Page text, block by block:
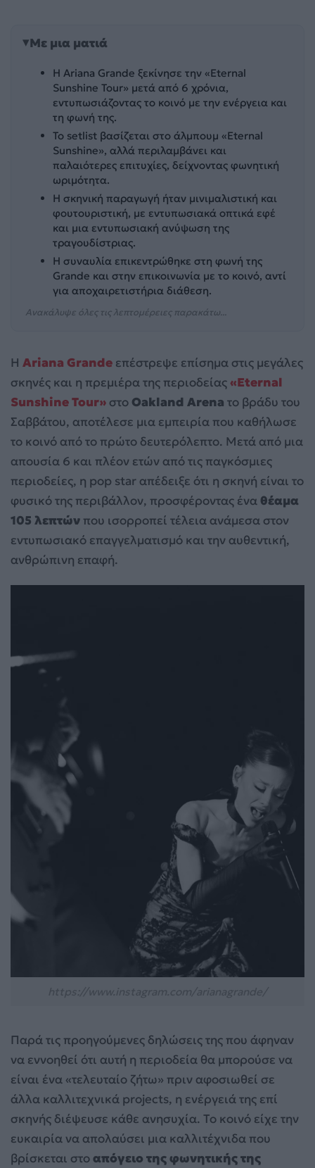
Με μια ματιά
Η Ariana Grande ξεκίνησε την «Eternal
Sunshine Tour» μετά από 6 χρόνια,
εντυπωσιάζοντας το κοινό με την ενέργεια και
τη φωνή της.
Το setlist βασίζεται στο άλμπουμ «Eternal
Sunshine», αλλά περιλαμβάνει και
παλαιότερες επιτυχίες, δείχνοντας φωνητική
ωριμότητα.
Η σκηνική παραγωγή ήταν μινιμαλιστική και
φουτουριστική, με εντυπωσιακά οπτικά εφέ
και μια εντυπωσιακή ανύψωση της
τραγουδίστριας.
Η συναυλία επικεντρώθηκε στη φωνή της
Grande και στην επικοινωνία με το κοινό, αντί
για αποχαιρετιστήρια διάθεση.
Ανακάλυψε όλες τις λεπτομέρειες παρακάτω...
Η Ariana Grande επέστρεψε επίσημα στις μεγάλες
σκηνές και η πρεμιέρα της περιοδείας«Eternal
Sunshine Tour» στο Oakland Arena το βράδυ του
Σαββάτου, αποτέλεσε μια εμπειρία που καθήλωσε
το κοινό από το πρώτο δευτερόλεπτο. Μετά από μια
απουσία 6 και πλέον ετών από τις παγκόσμιες
περιοδείες, η pop star απέδειξε ότι η σκηνή είναι το
φυσικό της περιβάλλον, προσφέροντας ένα θέαμα
105 λεπτών που ισορροπεί τέλεια ανάμεσα στον
εντυπωσιακό επαγγελματισμό και την αυθεντική,
ανθρώπινη επαφή.
Παρά τις προηγούμενες δηλώσεις της που άφηναν
να εννοηθεί ότι αυτή η περιοδεία θα μπορούσε να
είναι ένα «τελευταίο ζήτω» πριν αφοσιωθεί σε
άλλα καλλιτεχνικά projects, η ενέργειά της επί
σκηνής διέψευσε κάθε ανησυχία. Το κοινό είχε την
ευκαιρία να απολαύσει μια καλλιτέχνιδα που
βρίσκεται στοαπόγειο της φωνητικής της